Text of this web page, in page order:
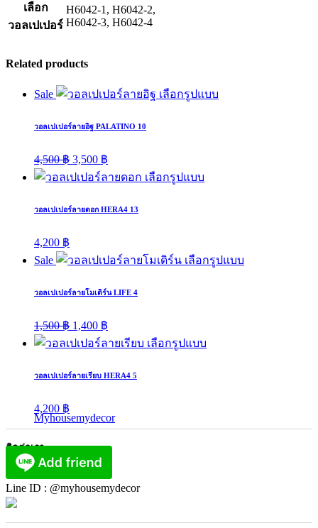
เลือก
วอลเปเปอร์
H6042-1, H6042-2,
H6042-3, H6042-4
Related products
Sale เลือกรูปแบบ
วอลเปเปอร์ลายอิฐ PALATINO 10
4,500฿ Original
price
was:
3,500 ฿
price
is:
เลือกรูปแบบ
วอลเปเปอร์ลายดอก HERA4 13
4,200 ฿
Sale
เลือกรูปแบบ
วอลเปเปอร์ลายโมเดิร์น LIFE 4
1,500฿ Original
price
was:
1,400 ฿
price
is:
เลือกรูปแบบ
วอลเปเปอร์ลายเรียบ HERA4 5
4,200 ฿
Myhousemydecor
ติดต่อเรา
Line ID : @myhousemydecor